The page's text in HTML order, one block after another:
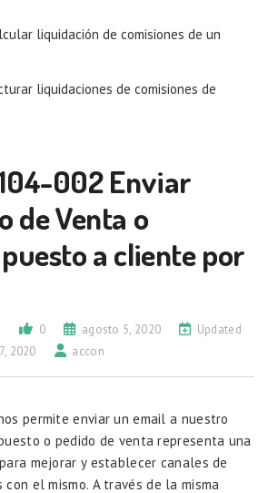
liquidación de comisiones de un
liquidaciones de comisiones de
002 Enviar
de Venta o
a cliente por
0 agosto 5, 2020
Updated
2020
accon
permite enviar un email a nuestro
o pedido de venta representa una
mejorar y establecer canales de
el mismo. A través de la misma